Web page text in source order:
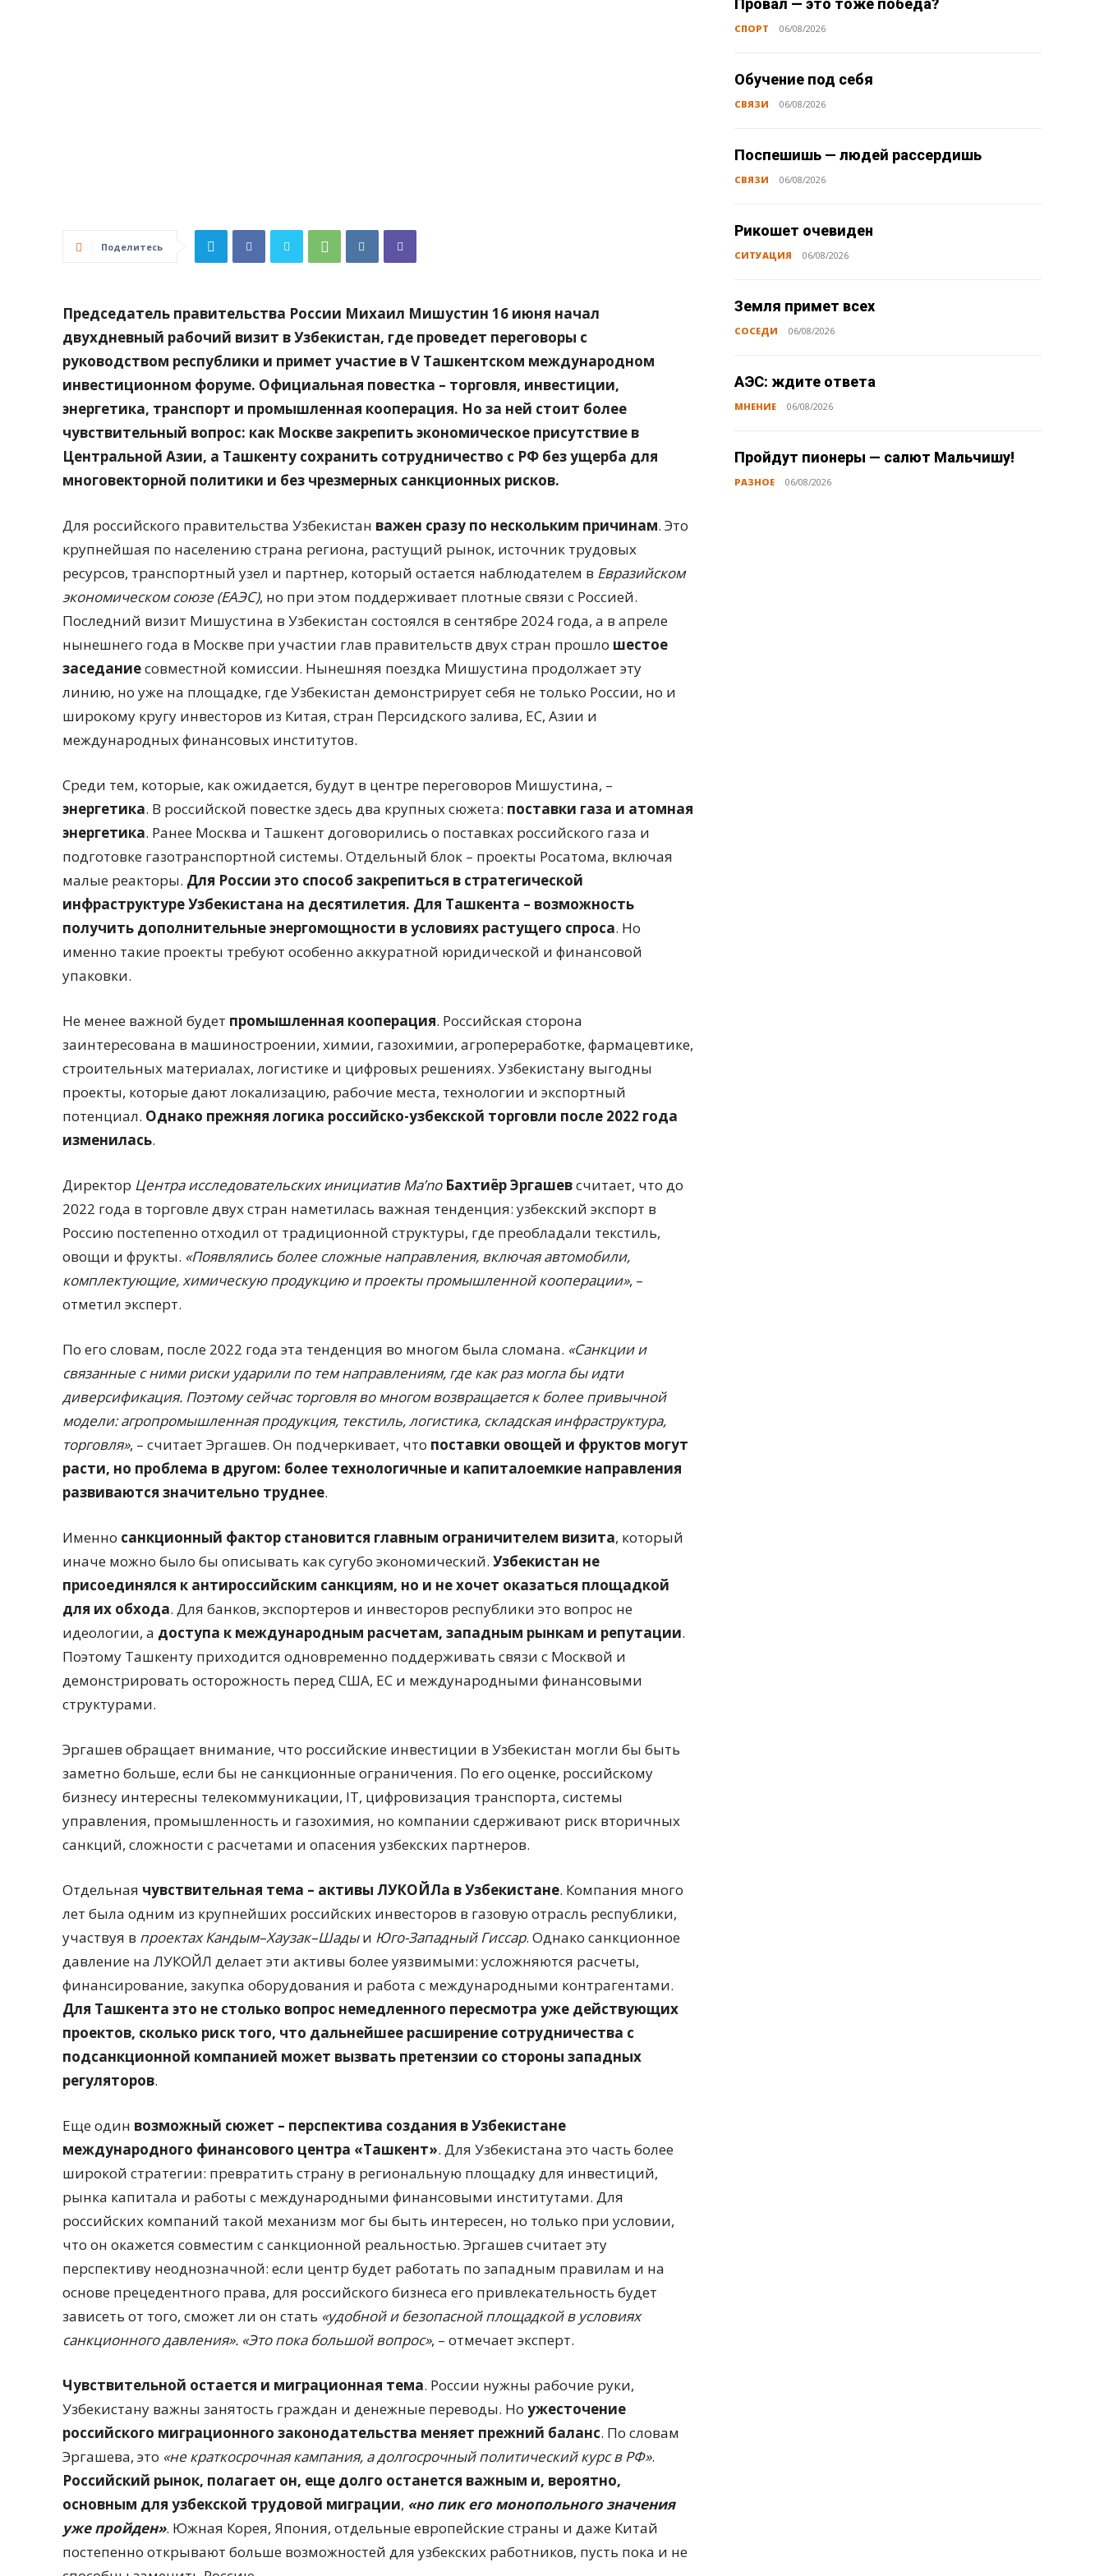
Поделитесь
Председатель правительства России Михаил Мишустин 16 июня начал
двухдневный рабочий визит в Узбекистан, где проведет переговоры с
руководством республики и примет участие в V Ташкентском международном
инвестиционном форуме. Официальная повестка – торговля, инвестиции,
энергетика, транспорт и промышленная кооперация. Но за ней стоит более
чувствительный вопрос: как Москве закрепить экономическое присутствие в
Центральной Азии, а Ташкенту сохранить сотрудничество с РФ без ущерба для
многовекторной политики и без чрезмерных санкционных рисков.
Для российского правительства Узбекистан важен сразу по нескольким причинам. Это
крупнейшая по населению страна региона, растущий рынок, источник трудовых
ресурсов, транспортный узел и партнер, который остается наблюдателем в Евразийском
экономическом союзе (ЕАЭС), но при этом поддерживает плотные связи с Россией.
Последний визит Мишустина в Узбекистан состоялся в сентябре 2024 года, а в апреле
нынешнего года в Москве при участии глав правительств двух стран прошло шестое
заседаниесовместной комиссии. Нынешняя поездка Мишустина продолжает эту
линию, но уже на площадке, где Узбекистан демонстрирует себя не только России, но и
широкому кругу инвесторов из Китая, стран Персидского залива, ЕС, Азии и
международных финансовых институтов.
Среди тем, которые, как ожидается, будут в центре переговоров Мишустина, –
энергетика. В российской повестке здесь два крупных сюжета: поставки газа и атомная
энергетика. Ранее Москва и Ташкент договорились о поставках российского газа и
подготовке газотранспортной системы. Отдельный блок – проекты Росатома, включая
малые реакторы. Для России это способ закрепиться в стратегической
инфраструктуре Узбекистана на десятилетия. Для Ташкента – возможность
получить дополнительные энергомощности в условиях растущего спроса. Но
именно такие проекты требуют особенно аккуратной юридической и финансовой
упаковки.
Не менее важной будет промышленная кооперация. Российская сторона
заинтересована в машиностроении, химии, газохимии, агропереработке, фармацевтике,
строительных материалах, логистике и цифровых решениях. Узбекистану выгодны
проекты, которые дают локализацию, рабочие места, технологии и экспортный
потенциал. Однако прежняя логика российско-узбекской торговли после 2022 года
изменилась.
Директор Центра исследовательских инициатив Ma’no Бахтиёр Эргашевсчитает, что до
2022 года в торговле двух стран наметилась важная тенденция: узбекский экспорт в
Россию постепенно отходил от традиционной структуры, где преобладали текстиль,
овощи и фрукты. «Появлялись более сложные направления, включая автомобили,
комплектующие, химическую продукцию и проекты промышленной кооперации», –
отметил эксперт.
По его словам, после 2022 года эта тенденция во многом была сломана. «Санкции и
связанные с ними риски ударили по тем направлениям, где как раз могла бы идти
диверсификация. Поэтому сейчас торговля во многом возвращается к более привычной
модели: агропромышленная продукция, текстиль, логистика, складская инфраструктура,
торговля», – считает Эргашев. Он подчеркивает, что поставки овощей и фруктов могут
расти, но проблема в другом: более технологичные и капиталоемкие направления
развиваются значительно труднее.
Именно санкционный фактор становится главным ограничителем визита, который
иначе можно было бы описывать как сугубо экономический. Узбекистан не
присоединялся к антироссийским санкциям, но и не хочет оказаться площадкой
для их обхода. Для банков, экспортеров и инвесторов республики это вопрос не
идеологии, а доступа к международным расчетам, западным рынкам и репутации.
Поэтому Ташкенту приходится одновременно поддерживать связи с Москвой и
демонстрировать осторожность перед США, ЕС и международными финансовыми
структурами.
Эргашев обращает внимание, что российские инвестиции в Узбекистан могли бы быть
заметно больше, если бы не санкционные ограничения. По его оценке, российскому
бизнесу интересны телекоммуникации, IT, цифровизация транспорта, системы
управления, промышленность и газохимия, но компании сдерживают риск вторичных
санкций, сложности с расчетами и опасения узбекских партнеров.
Отдельная чувствительная тема – активы ЛУКОЙЛа в Узбекистане. Компания много
лет была одним из крупнейших российских инвесторов в газовую отрасль республики,
участвуя в проектах Кандым–Хаузак–Шадыи Юго-Западный Гиссар. Однако санкционное
давление на ЛУКОЙЛ делает эти активы более уязвимыми: усложняются расчеты,
финансирование, закупка оборудования и работа с международными контрагентами.
Для Ташкента это не столько вопрос немедленного пересмотра уже действующих
проектов, сколько риск того, что дальнейшее расширение сотрудничества с
подсанкционной компанией может вызвать претензии со стороны западных
регуляторов.
Еще один возможный сюжет – перспектива создания в Узбекистане
международного финансового центра «Ташкент». Для Узбекистана это часть более
широкой стратегии: превратить страну в региональную площадку для инвестиций,
рынка капитала и работы с международными финансовыми институтами. Для
российских компаний такой механизм мог бы быть интересен, но только при условии,
что он окажется совместим с санкционной реальностью. Эргашев считает эту
перспективу неоднозначной: если центр будет работать по западным правилам и на
основе прецедентного права, для российского бизнеса его привлекательность будет
зависеть от того, сможет ли он стать «удобной и безопасной площадкой в условиях
санкционного давления». «Это пока большой вопрос», – отмечает эксперт.
Чувствительной остается и миграционная тема. России нужны рабочие руки,
Узбекистану важны занятость граждан и денежные переводы. Но ужесточение
российского миграционного законодательства меняет прежний баланс. По словам
Эргашева, это «не краткосрочная кампания, а долгосрочный политический курс в РФ».
Российский рынок, полагает он, еще долго останется важным и, вероятно,
основным для узбекской трудовой миграции, «но пик его монопольного значения
уже пройден». Южная Корея, Япония, отдельные европейские страны и даже Китай
постепенно открывают больше возможностей для узбекских работников, пусть пока и не
Провал — это тоже победа?
СПОРТ 06/08/2026
Обучение под себя
СВЯЗИ 06/08/2026
Поспешишь — людей рассердишь
СВЯЗИ 06/08/2026
Рикошет очевиден
СИТУАЦИЯ 06/08/2026
Земля примет всех
СОСЕДИ 06/08/2026
АЭС: ждите ответа
МНЕНИЕ 06/08/2026
Пройдут пионеры — салют Мальчишу!
РАЗНОЕ 06/08/2026